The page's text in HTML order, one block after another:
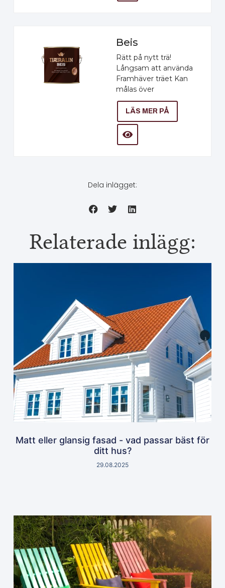
Beis
Rätt på nytt trä!
Långsam att använda
Framhäver träet Kan
målas över
LÄS MER PÅ
Dela inlägget:
Relaterade inlägg:
Matt eller glansig fasad - vad passar bäst för
ditt hus?
29.08.2025